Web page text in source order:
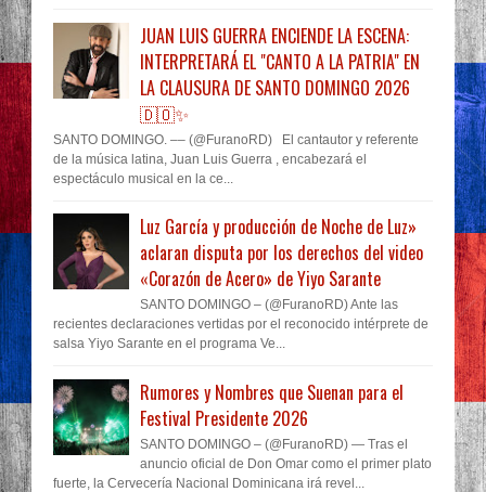
JUAN LUIS GUERRA ENCIENDE LA ESCENA:
INTERPRETARÁ EL "CANTO A LA PATRIA" EN
LA CLAUSURA DE SANTO DOMINGO 2026
🇩🇴✨
SANTO DOMINGO. –– (@FuranoRD) El cantautor y referente
de la música latina, Juan Luis Guerra , encabezará el
espectáculo musical en la ce...
Luz García y producción de Noche de Luz»
aclaran disputa por los derechos del video
«Corazón de Acero» de Yiyo Sarante
SANTO DOMINGO – (@FuranoRD) Ante las
recientes declaraciones vertidas por el reconocido intérprete de
salsa Yiyo Sarante en el programa Ve...
Rumores y Nombres que Suenan para el
Festival Presidente 2026
SANTO DOMINGO – (@FuranoRD) — Tras el
anuncio oficial de Don Omar como el primer plato
fuerte, la Cervecería Nacional Dominicana irá revel...